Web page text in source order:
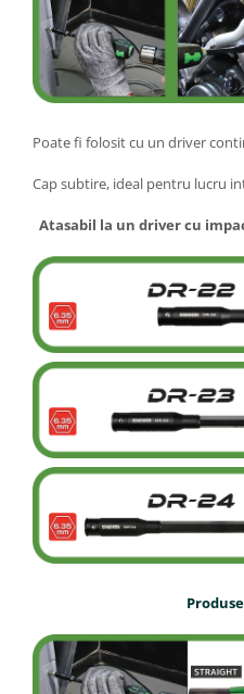
Poate fi folosit cu un driver
Cap subtire, ideal pentru lucru
Atasabil la un driver cu